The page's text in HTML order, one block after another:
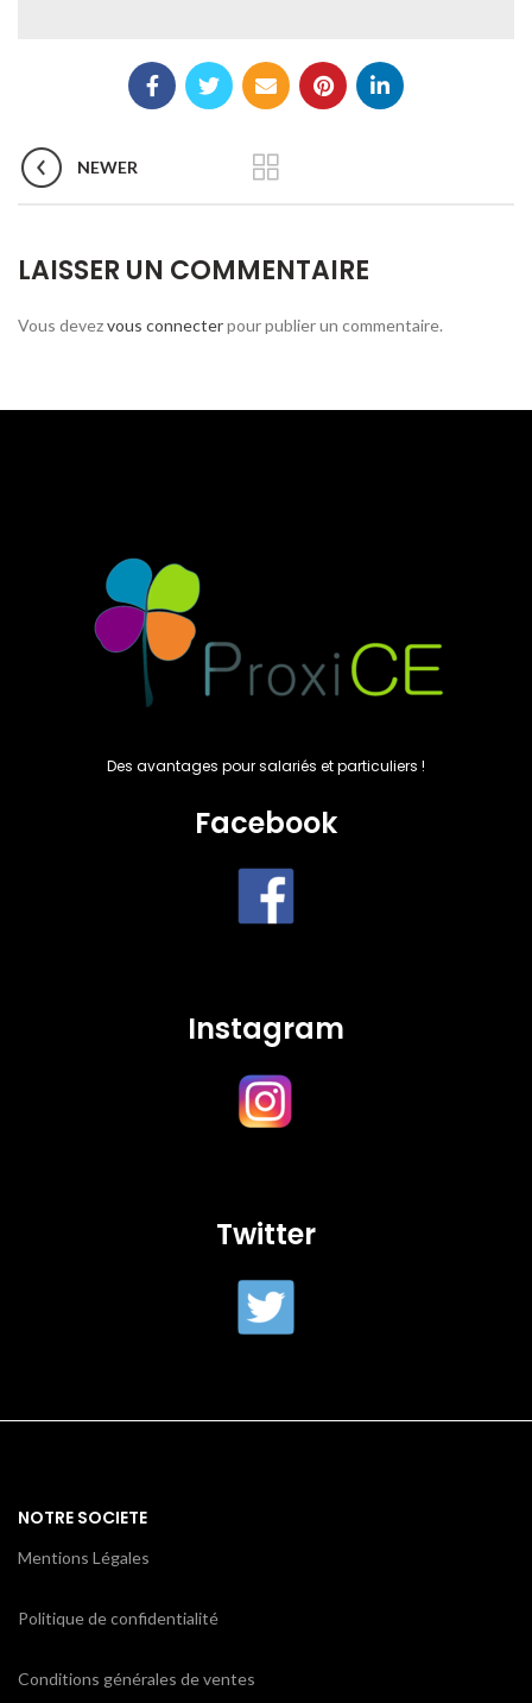
NEWER
LAISSER UN COMMENTAIRE
Vous devezvous connecterpour publier un commentaire.
Des avantages pour salariés et particuliers !
Facebook
Instagram
Twitter
NOTRE SOCIETE
Mentions Légales
Politique de confidentialité
Conditions générales de ventes